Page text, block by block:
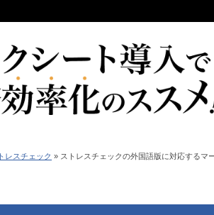
レスチェック » ストレスチェックの外国語版に対応するマ